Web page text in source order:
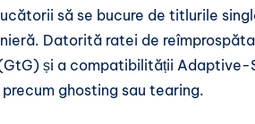
să se bucure de titlurile
Datorită ratei de
și a compatibilității
ghosting sau tearing.